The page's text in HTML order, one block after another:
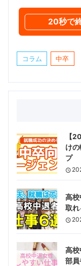
20秒で
コラム 中卒
【
け
プ
高校
取れ
高校
部員